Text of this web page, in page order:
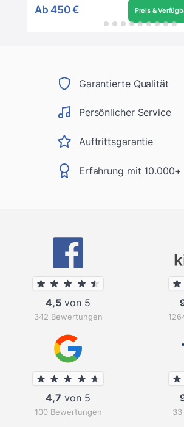
Ab 450 € Preis &
Garantierte Qualität
Persönlicher Service
Auftrittsgarantie
Erfahrung mit 10.000+
4,5 von 5
342 Bewertungen
4,7 von 5
100 Bewertungen